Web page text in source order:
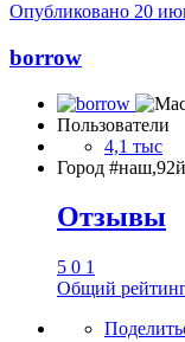
Опубликовано 20
borrow
Пользователи
4,1 тыс
Город
Отзывы
5 0 1
Общий